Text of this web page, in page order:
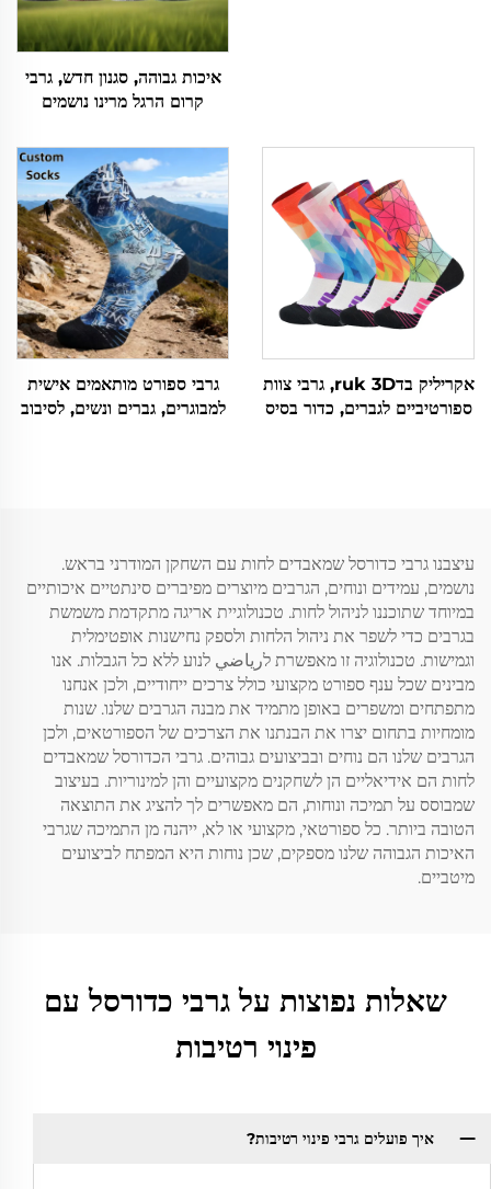
איכות גבוהה, סגנון חדש, גרבי
קרום הרגל מרינו נושמים
אישית, לספורט ולטיולים
אקריליק בדruk 3D, גרבי צוות
ספורטיביים לגברים, כדור בסיס
גרבי ספורט מותאמים אישית
למבוגרים, גברים ונשים, לסיבוב
עיצבנו גרבי כדורסל שמאבדים לחות עם השחקן המודרני בראש.
נושמים, עמידים ונוחים, הגרבים מיוצרים מפיברים סינתטיים איכותיים
במיוחד שתוכננו לניהול לחות. טכנולוגיית אריגה מתקדמת משמשת
בגרבים כדי לשפר את ניהול הלחות ולספק נחישנות אופטימלית
וגמישות. טכנולוגיה זו מאפשרת לرياضي לנוע ללא כל הגבלות. אנו
מבינים שכל ענף ספורט מקצועי כולל צרכים ייחודיים, ולכן אנחנו
מתפתחים ומשפרים באופן מתמיד את מבנה הגרבים שלנו. שנות
מומחיות בתחום יצרו את הבנתנו את הצרכים של הספורטאים, ולכן
הגרבים שלנו הם נוחים ובביצועים גבוהים. גרבי הכדורסל שמאבדים
לחות הם אידיאליים הן לשחקנים מקצועיים והן למינוריות. בעיצוב
שמבוסס על תמיכה ונוחות, הם מאפשרים לך להציג את התוצאה
הטובה ביותר. כל ספורטאי, מקצועי או לא, ייהנה מן התמיכה שגרבי
האיכות הגבוהה שלנו מספקים, שכן נוחות היא המפתח לביצועים
מיטביים.
שאלות נפוצות על גרבי כדורסל עם
פינוי רטיבות
איך פועלים גרבי פינוי רטיבות?